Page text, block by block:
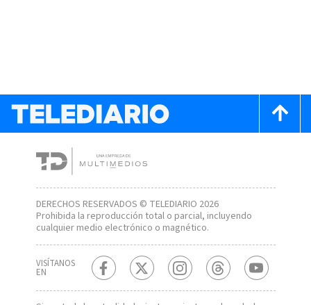
DERECHOS RESERVADOS © TELEDIARIO 2026
Prohibida la reproducción total o parcial, incluyendo
cualquier medio electrónico o magnético.
VISÍTANOS
EN